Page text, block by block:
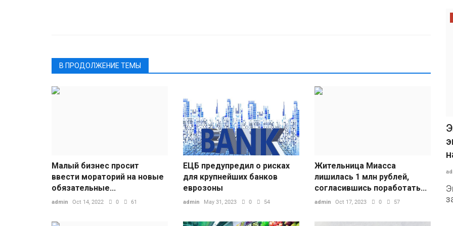
В ПРОДОЛЖЕНИЕ ТЕМЫ
Малый бизнес просит
ввести мораторий на новые
обязательные...
admin Oct 14, 2022 0 61
ЕЦБ предупредил о рисках
для крупнейших банков
еврозоны
admin May 31, 2023 0 54
Жительница Миасса
лишилась 1 млн рублей,
согласившись поработать...
admin Oct 17, 2023 0 57
Дуэт Рублёва и Хачанова проиграл
на старте парного турнира...
Российские теннисисты Андрей Рублёв и
Карен Хачанов завершили выступление в
Учёные предположили, что сложные
формы жизни на Земле появились...
Источник: Wikimedia Commons
Исследователи изучали феномен под